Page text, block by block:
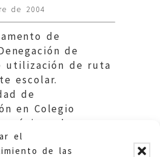
el
de las
de 2004
de
de
utilización de ruta
escolar.
de
en Colegio
próximo al
residencia.